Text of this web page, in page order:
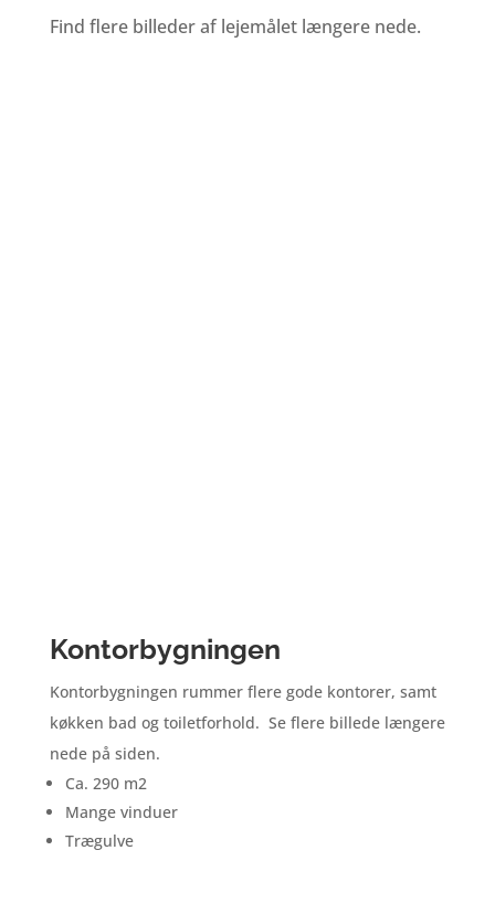
Find flere billeder af lejemålet længere nede.
Kontorbygningen
Kontorbygningen rummer flere gode kontorer, samt
køkken bad og toiletforhold. Se flere billede længere
nede på siden.
Ca. 290 m2
Mange vinduer
Trægulve